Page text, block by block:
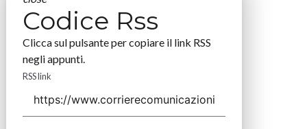
Codice Rss
Clicca sul pulsante per copiare il link RSS
negli appunti.
RSS link